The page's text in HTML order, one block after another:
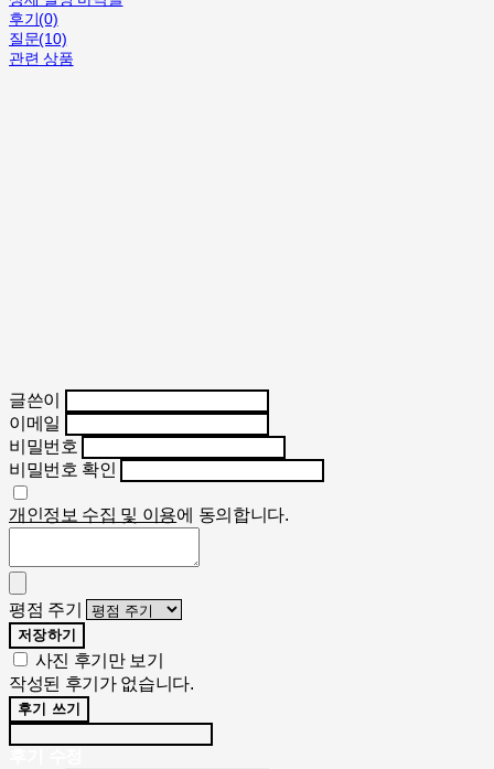
후기(0)
질문(10)
관련 상품
글쓴이
이메일
비밀번호
비밀번호 확인
개인정보 수집 및 이용에 동의합니다.
평점 주기
저장하기
사진 후기만 보기
작성된 후기가 없습니다.
후기 쓰기